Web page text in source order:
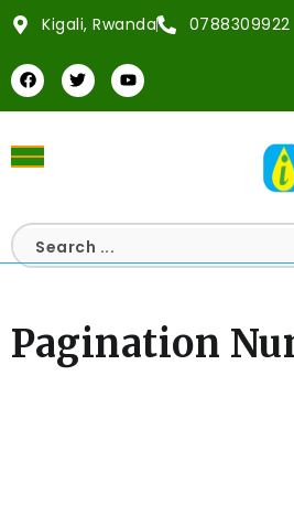
Kigali, Rwanda 0788309922
Pagination